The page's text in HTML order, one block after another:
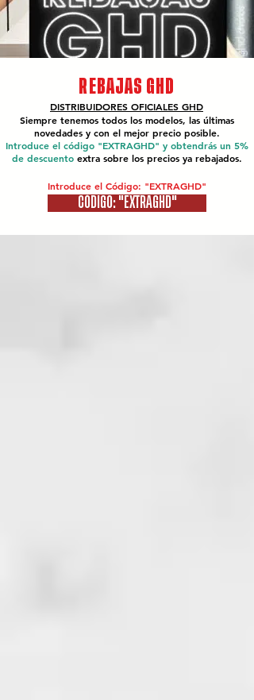
REBAJAS GHD
DISTRIBUIDORES OFICIALES GHD
Siempre tenemos todos los modelos, las últimas
novedades y con el mejor precio posible.
Introduce el código "EXTRAGHD" y obtendrás un 5%
de descuento extra sobre los precios ya rebajados.
Introduce el Código: "EXTRAGHD"
CÓDIGO: "EXTRAGHD"